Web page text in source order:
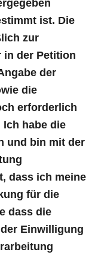
ist. Die
zur
in der Petition
der
die
erforderlich
Ich habe die
und bin mit der
dass ich meine
für die
dass die
Einwilligung